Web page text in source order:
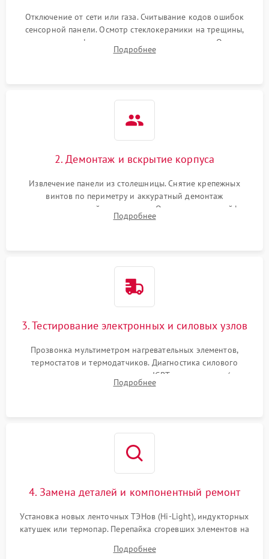
Отключение от сети или газа. Считывание кодов ошибок
сенсорной панели. Осмотр стеклокерамики на трещины,
проверка конфорок на равномерность нагрева. Опрос
клиента о симптомах (не включается, не видит посуду,
Подробнее
2. Демонтаж и вскрытие корпуса
Извлечение панели из столешницы. Снятие крепежных
винтов по периметру и аккуратный демонтаж
стеклокерамической поверхности. Отсоединение шлейфов
сенсорного блока для доступа к силовым платам, катушкам
Подробнее
3. Тестирование электронных и силовых узлов
Прозвонка мультиметром нагревательных элементов,
термостатов и термодатчиков. Диагностика силового
модуля, реле, диодных мостов и IGBT-транзисторов (для
индукции). Проверка кранов и газ-контроля (для газовых
Подробнее
4. Замена деталей и компонентный ремонт
Установка новых ленточных ТЭНов (Hi-Light), индукторных
катушек или термопар. Перепайка сгоревших элементов на
дорожек. Очистка контактов и замена поврежденной
Подробнее